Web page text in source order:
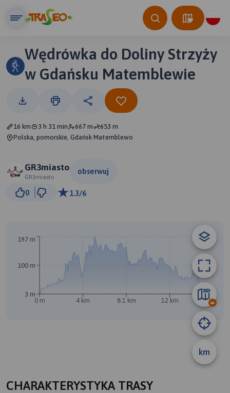
Wędrówka do Doliny Strzyży
w Gdańsku Matemblewie
16 km 3 h 31 min 667 m
653 m
Polska, pomorskie, Gdańsk Matemblewo
GR3miasto
GR3miasto
obserwuj
0 1.3/6
km
0 m 4 km 8.1 km 12 km 16 km
3 m
100 m
197 m
CHARAKTERYSTYKA TRASY